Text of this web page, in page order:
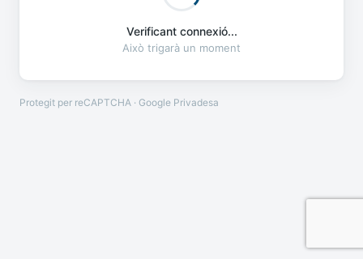
Verificant connexió...
Això trigarà un moment
Protegit per reCAPTCHA · Google Privadesa